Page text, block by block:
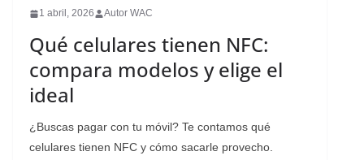
1 abril, 2026 Autor WAC
Qué celulares tienen NFC:
compara modelos y elige el
ideal
¿Buscas pagar con tu móvil? Te contamos qué
celulares tienen NFC y cómo sacarle provecho.